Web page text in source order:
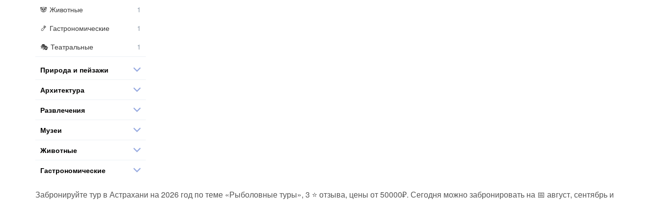
Животные
Гастрономические
Театральные
Природа и пейзажи
Архитектура
Развлечения
Музеи
Животные
Гастрономические
Забронируйте тур в Астрахани на 2026 год по теме «Рыболовные туры», 3 ⭐ отзыва, цены от 50000₽. Сегодня можно забронировать на 📅 август, сентябрь и